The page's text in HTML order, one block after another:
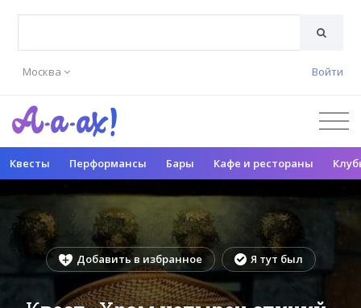
Москва Войти
Квесты Перформансы Бары Кафе и рестораны
Добавить в избранное Я тут был